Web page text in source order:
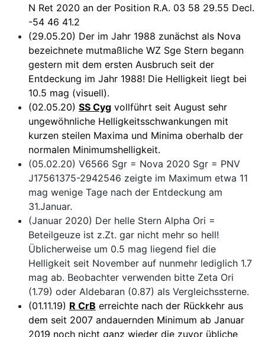
N Ret 2020 an der Position R.A. 03 58 29.55 Decl.
-54 46 41.2
(29.05.20) Der im Jahr 1988 zunächst als Nova
bezeichnete mutmaßliche WZ Sge Stern begann
gestern mit dem ersten Ausbruch seit der
Entdeckung im Jahr 1988! Die Helligkeit liegt bei
10.5 mag (visuell).
(02.05.20) SS Cyg vollführt seit August sehr
ungewöhnliche Helligkeitsschwankungen mit
kurzen steilen Maxima und Minima oberhalb der
normalen Minimumshelligkeit.
(05.02.20) V6566 Sgr = Nova 2020 Sgr = PNV
J17561375-2942546 zeigte im Maximum etwa 11
mag wenige Tage nach der Entdeckung am
31.Januar.
(Januar 2020) Der helle Stern Alpha Ori =
Beteilgeuze ist z.Zt. gar nicht mehr so hell!
Üblicherweise um 0.5 mag liegend fiel die
Helligkeit seit November auf nunmehr lediglich 1.7
mag ab. Beobachter verwenden bitte Zeta Ori
(1.79) oder Aldebaran (0.87) als Vergleichssterne.
(01.11.19) R CrB erreichte nach der Rückkehr aus
dem seit 2007 andauernden Minimum ab Januar
2019 noch nicht ganz wieder die zuvor übliche